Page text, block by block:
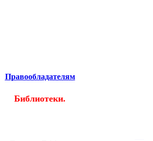
Правообладателям
Библиотеки.